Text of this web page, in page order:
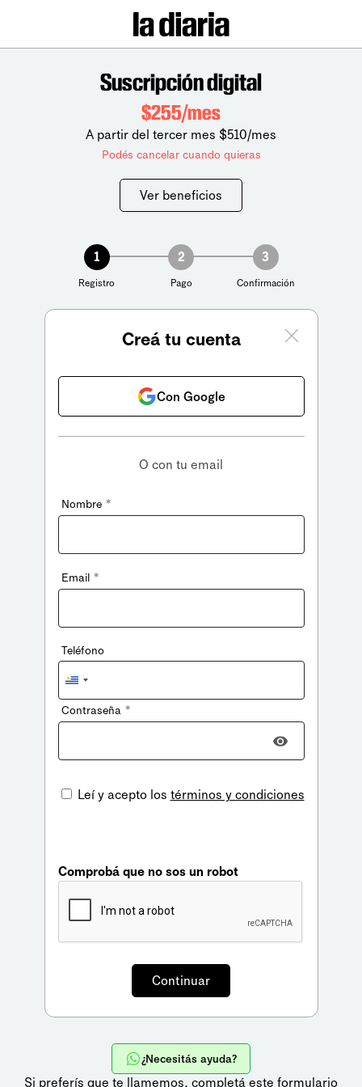
Suscripción digital
$255/mes
A partir del tercer mes $510/mes
Podés cancelar cuando quieras
Ver beneficios
1
Registro
2
Pago
3
Confirmación
Creá tu cuenta
Con Google
O con tu email
Nombre *
Email *
Teléfono
Uruguay
+598
Contraseña *
Leí y acepto los términos y condiciones
Comprobá que no sos un robot
¿Necesitás ayuda?
Si preferís que te llamemos, completá este formulario